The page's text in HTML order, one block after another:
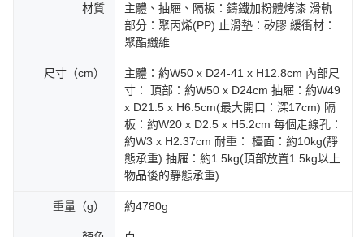
材質
主體、抽屜、隔板：鑄鐵加粉體烤漆 滑軌
部分：聚丙烯(PP) 止滑墊：矽膠 緩衝材：
聚酯纖維
尺寸（cm）
主體：約W50 x D24-41 x H12.8cm 內部尺
寸： 頂部：約W50 x D24cm 抽屜：約W49
x D21.5 x H6.5cm(最大開口：深17cm) 隔
板：約W20 x D2.5 x H5.2cm 每個走線孔：
約W3 x H2.37cm 耐重： 檯面：約10kg(靜
態承重) 抽屜：約1.5kg(頂部放置1.5kg以上
物品後的靜態承重)
重量（g） 約4780g